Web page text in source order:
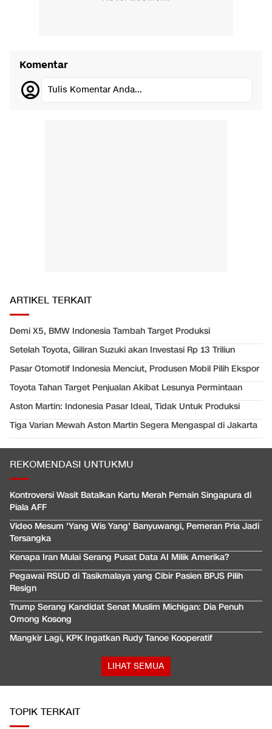
Komentar
Tulis Komentar Anda...
ARTIKEL TERKAIT
Demi X5, BMW Indonesia Tambah Target Produksi
Setelah Toyota, Giliran Suzuki akan Investasi Rp 13 Triliun
Pasar Otomotif Indonesia Menciut, Produsen Mobil Pilih Ekspor
Toyota Tahan Target Penjualan Akibat Lesunya Permintaan
Aston Martin: Indonesia Pasar Ideal, Tidak Untuk Produksi
Tiga Varian Mewah Aston Martin Segera Mengaspal di Jakarta
REKOMENDASI UNTUKMU
Kontroversi Wasit Batalkan Kartu Merah Pemain Singapura di
Piala AFF
Video Mesum 'Yang Wis Yang' Banyuwangi, Pemeran Pria Jadi
Tersangka
Kenapa Iran Mulai Serang Pusat Data AI Milik Amerika?
Pegawai RSUD di Tasikmalaya yang Cibir Pasien BPJS Pilih
Resign
Trump Serang Kandidat Senat Muslim Michigan: Dia Penuh
Omong Kosong
Mangkir Lagi, KPK Ingatkan Rudy Tanoe Kooperatif
LIHAT SEMUA
TOPIK TERKAIT